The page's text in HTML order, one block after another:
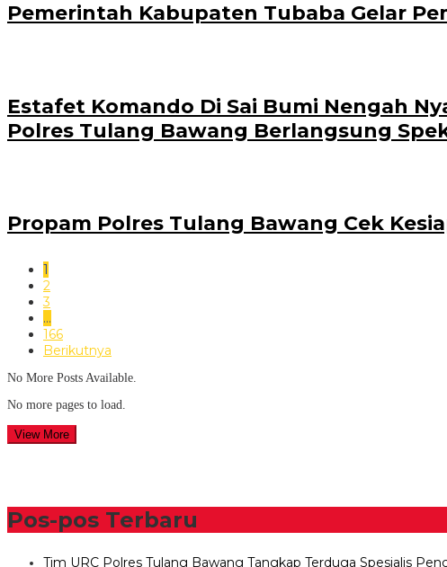
Pemerintah Kabupaten Tubaba Gelar
Estafet Komando Di Sai Bumi Nengah
Polres Tulang Bawang Berlangsung
Propam Polres Tulang Bawang Cek
1
2
3
…
166
Berikutnya
No More Posts Available.
No more pages to load.
View More
Pos-pos Terbaru
Tim URC Polres Tulang Bawang Tangkap Terduga Spesialis